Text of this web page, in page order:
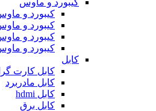
کیبورد و
کیبورد و
کیبورد و
کیبورد و
کابل
کابل کارت
کابل مادربرد
کابل hdmi
کابل برق